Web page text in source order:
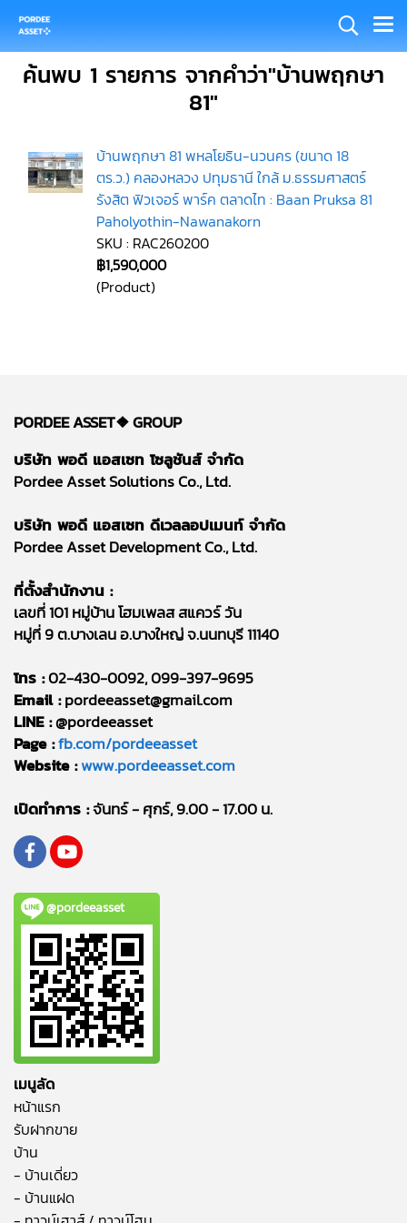
ค้นพบ 1 รายการ จากคำว่า"บ้านพฤกษา
81"
บ้านพฤกษา 81 พหลโยธิน-นวนคร (ขนาด 18
ตร.ว.) คลองหลวง ปทุมธานี ใกล้ ม.ธรรมศาสตร์
รังสิต ฟิวเจอร์ พาร์ค ตลาดไท : Baan Pruksa 81
Paholyothin-Nawanakorn
SKU : RAC260200
฿1,590,000
(Product)
PORDEE ASSET❖GROUP
บริษัท พอดี แอสเซท โซลูชันส์ จำกัด
Pordee Asset Solutions Co., Ltd.
บริษัท พอดี แอสเซท ดีเวลลอปเมนท์ จำกัด
Pordee Asset Development Co., Ltd.
ที่ตั้งสำนักงาน :
เลขที่ 101 หมู่บ้าน โฮมเพลส สแควร์ วัน
หมู่ที่ 9 ต.บางเลน อ.บางใหญ่ จ.นนทบุรี 11140
โทร :02-430-0092, 099-397-9695
Email :pordeeasset@gmail.com
LINE :@pordeeasset
Page :fb.com/pordeeasset
Website :www.pordeeasset.com
เปิดทำการ :จันทร์ - ศุกร์, 9.00 - 17.00 น.
@pordeeasset
เมนูลัด
หน้าแรก
รับฝากขาย
บ้าน
- บ้านเดี่ยว
- บ้านแฝด